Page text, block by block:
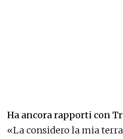
Ha ancora rapporti con
«La considero la mia